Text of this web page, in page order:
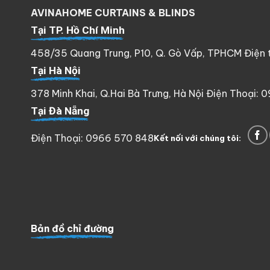
AVINAHOME CURTAINS & BLINDS
Tại TP. Hồ Chí Minh
458/35 Quang Trung, P10, Q. Gò Vấp, TPHCM Điện
Tại Hà Nội
378 Minh Khai, Q.Hai Bà Trưng, Hà Nội Điện Thoại:
Tại Đà Nẵng
Điện Thoại: 0966 570 848Kết nối với chúng tôi:
Bản đồ chỉ đường